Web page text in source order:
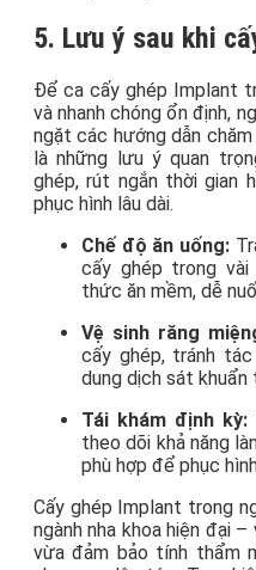
5. Lưu ý sau khi
Để ca cấy ghép Implant
và nhanh chóng ổn định,
ngặt các hướng dẫn
là những lưu ý quan
ghép, rút ngắn thời gian
phục hình lâu dài.
Chế độ ăn uống:
cấy ghép trong
thức ăn mềm, dễ
Vệ sinh răng
cấy ghép, tránh
dung dịch sát khuẩn
Tái khám định kỳ:
theo dõi khả năng
phù hợp để phục
Cấy ghép Implant trong
ngành nha khoa hiện đại
vừa đảm bảo tính thẩm